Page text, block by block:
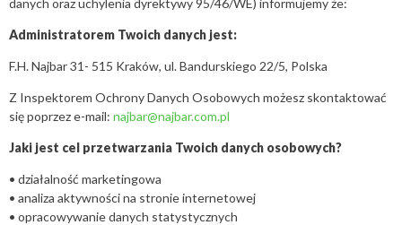
Administratorem Twoich danych jest:
F.H. Najbar 31- 515 Kraków, ul. Bandurskiego 22/5, Polska
Z Inspektorem Ochrony Danych Osobowych możesz skontaktować
się poprzez e-mail: najbar@najbar.com.pl
Jaki jest cel przetwarzania Twoich danych osobowych?
• działalność marketingowa
• analiza aktywności na stronie internetowej
• opracowywanie danych statystycznych